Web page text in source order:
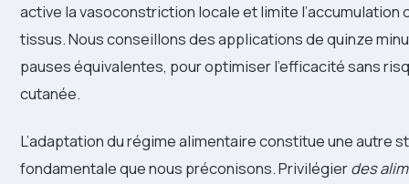
active la vasoconstriction locale et limite l’accumulation
tissus. Nous conseillons des applications de quinze
pauses équivalentes, pour optimiser l’efficacité sans
cutanée.
L’adaptation du régime alimentaire constitue une autre
fondamentale que nous préconisons. Privilégierdes